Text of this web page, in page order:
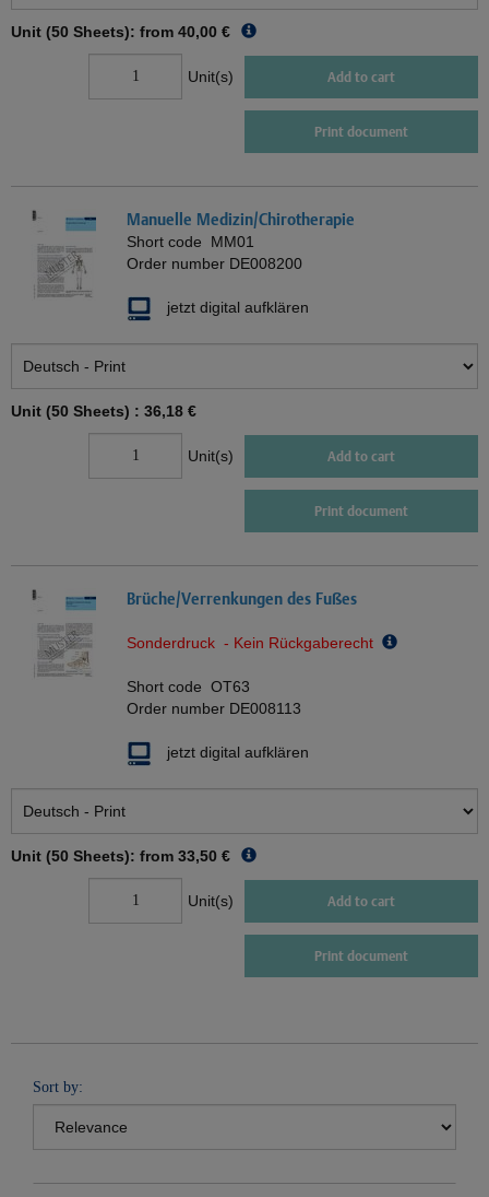
Unit (50 Sheets): from 40,00 €
Unit(s) Add to cart
Print document
Manuelle Medizin/Chirotherapie
Short code MM01
Order number DE008200
jetzt digital aufklären
Unit (50 Sheets) : 36,18 €
Unit(s) Add to cart
Print document
Brüche/Verrenkungen des Fußes
Sonderdruck - Kein Rückgaberecht
Short code OT63
Order number DE008113
jetzt digital aufklären
Unit (50 Sheets): from 33,50 €
Unit(s) Add to cart
Print document
Sort by: